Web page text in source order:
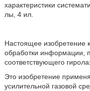
характеристики
лы, 4 ил.
Настоящее изобретение
обработки информации,
соответствующего
Это изобретение
усилительной газовой